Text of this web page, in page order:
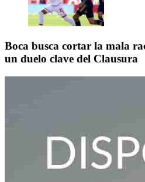
Boca busca cortar la mala
un duelo clave del Clausura